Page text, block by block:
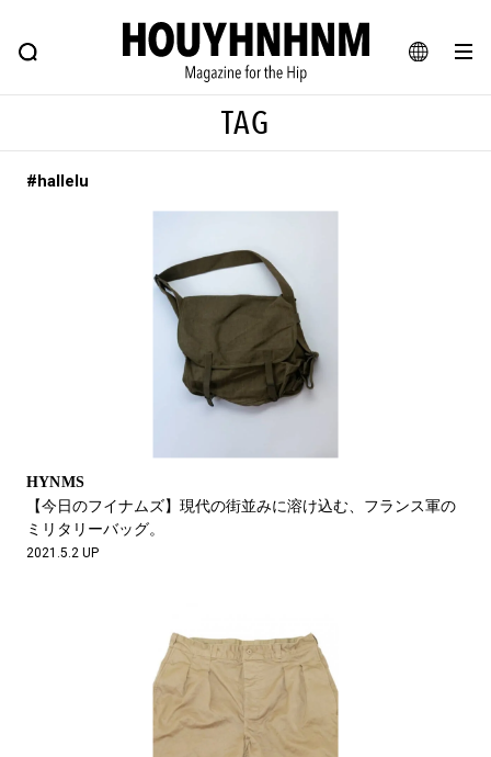
JA
FEATURE BLOG SNAP
ヒップなファッション、カルチャー、ライフスタイルWEBマガジン
#ESSENTIAL DESIGNS #古着サミット
#マイナーグッド図鑑
#路地裏てぃーん。 #MONTHLY JOURNAL
#フイナムのYouTube
#FOCUS IT
#FASHION #MUSIC
#LIFESTYLE
#SPORTS
TAG
#hallelu
HYNMS
【今日のフイナムズ】現代の街並みに溶け込む、フランス軍の
ミリタリーバッグ。
2021.5.2 UP